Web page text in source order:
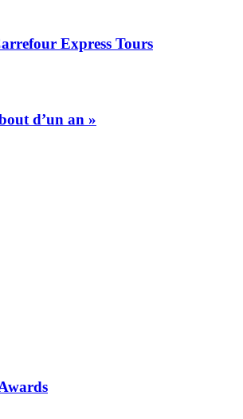
Express Tours
d’un an »